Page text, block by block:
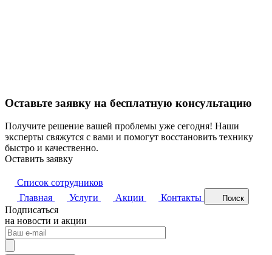
Оставьте заявку на бесплатную консультацию
Получите решение вашей проблемы уже сегодня! Наши
эксперты свяжутся с вами и помогут восстановить технику
быстро и качественно.
Оставить заявку
Список сотрудников
Главная
Услуги Акции Контакты Поиск
Подписаться
на новости и акции